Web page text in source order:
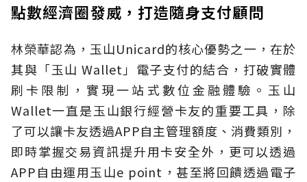
點數經濟圈發威，打造隨身支付顧問
林榮華認為，玉山Unicard的核心優勢之一，在於
其與「玉山 Wallet」電子支付的結合，打破實體
刷卡限制，實現一站式數位金融體驗。玉山
Wallet一直是玉山銀行經營卡友的重要工具，除
了可以讓卡友透過APP自主管理額度、消費類別，
即時掌握交易資訊提升用卡安全外，更可以透過
APP自由運用玉山e point，甚至將回饋透過電子